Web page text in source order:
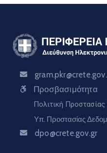
Προσβασιμότητα
Πολιτική
Υπ. Προστασίας
dpo@crete.gov.gr